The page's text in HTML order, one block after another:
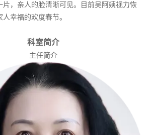
片，亲人的脸清晰可见。目前吴阿姨视力恢
幸福的欢度春节。
科室简介
主任简介